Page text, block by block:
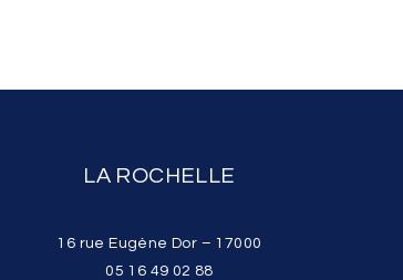
LA ROCHELLE
16 rue Eugène Dor – 17000
05 16 49 02 88